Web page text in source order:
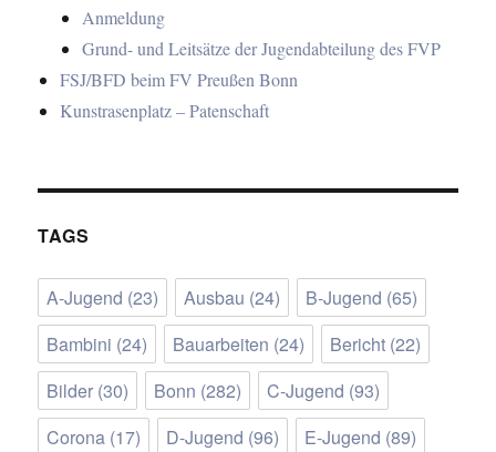
Anmeldung
Grund- und Leitsätze der Jugendabteilung des FVP
FSJ/BFD beim FV Preußen Bonn
Kunstrasenplatz – Patenschaft
TAGS
A-Jugend (23) Ausbau (24) B-Jugend (65)
Bambini (24) Bauarbeiten (24) Bericht (22)
Bilder (30) Bonn (282) C-Jugend (93)
Corona (17) D-Jugend (96) E-Jugend (89)